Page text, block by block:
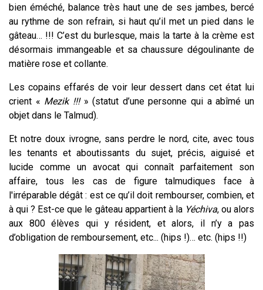
bien éméché, balance très haut une de ses jambes, bercé
au rythme de son refrain, si haut qu’il met un pied dans le
gâteau… !!! C’est du burlesque, mais la tarte à la crème est
désormais immangeable et sa chaussure dégoulinante de
matière rose et collante.
Les copains effarés de voir leur dessert dans cet état lui
crient « Mezik !!!» (statut d’une personne qui a abîmé un
objet dans le Talmud).
Et notre doux ivrogne, sans perdre le nord, cite, avec tous
les tenants et aboutissants du sujet, précis, aiguisé et
lucide comme un avocat qui connaît parfaitement son
affaire, tous les cas de figure talmudiques face à
l'irréparable dégât : est ce qu’il doit rembourser, combien, et
à qui ? Est-ce que le gâteau appartient à la Yéchiva, ou alors
aux 800 élèves qui y résident, et alors, il n’y a pas
d’obligation de remboursement, etc... (hips !)… etc. (hips !!)